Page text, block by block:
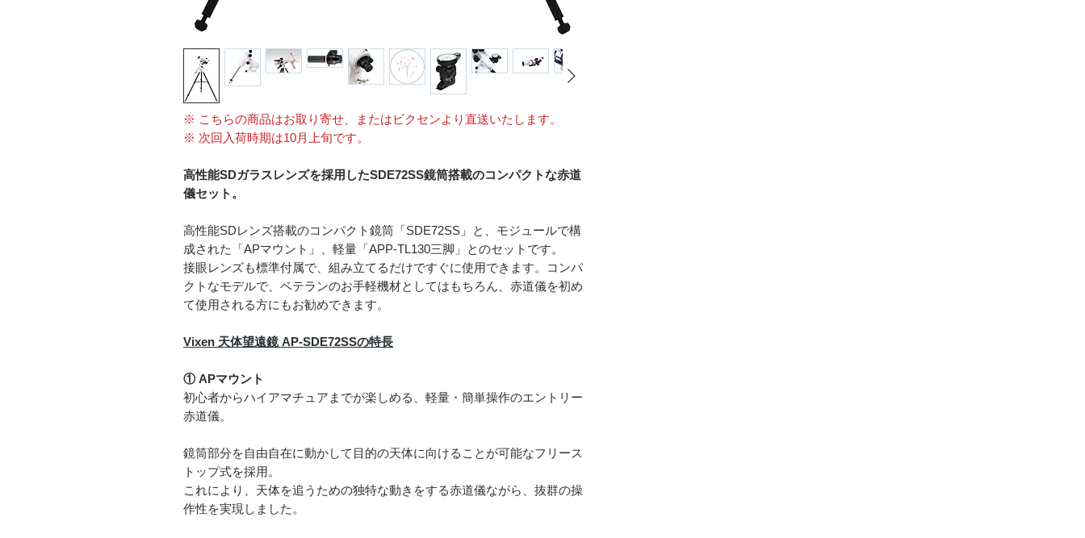
※ こちらの商品はお取り寄せ、またはビクセンより直送いたします。
※ 次回入荷時期は10月上旬です。
高性能SDガラスレンズを採用したSDE72SS鏡筒搭載のコンパクトな赤道
儀セット。
高性能SDレンズ搭載のコンパクト鏡筒「SDE72SS」と、モジュールで構
成された「APマウント」、軽量「APP-TL130三脚」とのセットです。
接眼レンズも標準付属で、組み立てるだけですぐに使用できます。コンパ
クトなモデルで、ベテランのお手軽機材としてはもちろん、赤道儀を初め
て使用される方にもお勧めできます。
Vixen 天体望遠鏡 AP-SDE72SSの特長
① APマウント
初心者からハイアマチュアまでが楽しめる、軽量・簡単操作のエントリー
赤道儀。
鏡筒部分を自由自在に動かして目的の天体に向けることが可能なフリース
トップ式を採用。
これにより、天体を追うための独特な動きをする赤道儀ながら、抜群の操
作性を実現しました。